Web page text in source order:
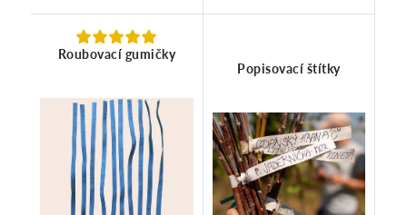
Roubovací gumičky
Popisovací štítky